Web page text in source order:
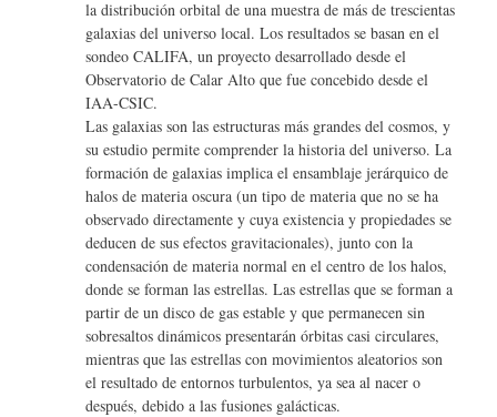
la distribución orbital de una muestra de más de trescientas
galaxias del universo local. Los resultados se basan en el
sondeo CALIFA, un proyecto desarrollado desde el
Observatorio de Calar Alto que fue concebido desde el
IAA-CSIC.
Las galaxias son las estructuras más grandes del cosmos, y
su estudio permite comprender la historia del universo. La
formación de galaxias implica el ensamblaje jerárquico de
halos de materia oscura (un tipo de materia que no se ha
observado directamente y cuya existencia y propiedades se
deducen de sus efectos gravitacionales), junto con la
condensación de materia normal en el centro de los halos,
donde se forman las estrellas. Las estrellas que se forman a
partir de un disco de gas estable y que permanecen sin
sobresaltos dinámicos presentarán órbitas casi circulares,
mientras que las estrellas con movimientos aleatorios son
el resultado de entornos turbulentos, ya sea al nacer o
después, debido a las fusiones galácticas.